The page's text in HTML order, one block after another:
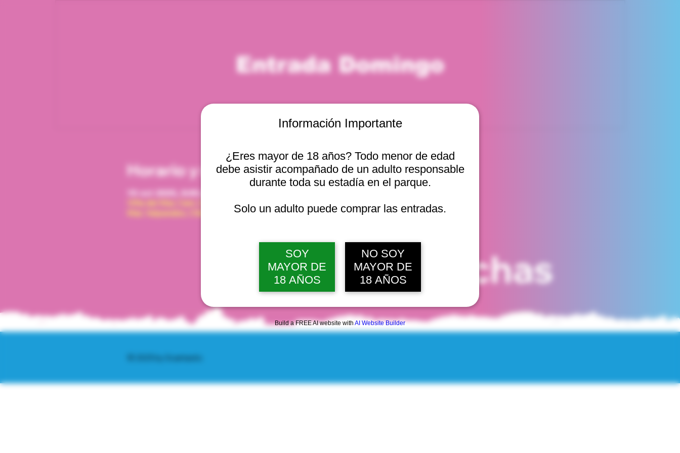
Información Importante
¿Eres mayor de 18 años? Todo menor de edad
debe asistir acompañado de un adulto responsable
durante toda su estadía en el parque.
Solo un adulto puede comprar las entradas.
SOY
MAYOR DE
18 AÑOS
NO SOY
MAYOR DE
18 AÑOS
Build a FREE AI website with AI Website Builder
Entrada Domingo
Horario y ubicación
Viña del Mar, Cam. Internacional 2440, Viña del
dom, 09 ago, 10:00 a. m.
Ver 20 fechas
© 2025 by Scantastic.